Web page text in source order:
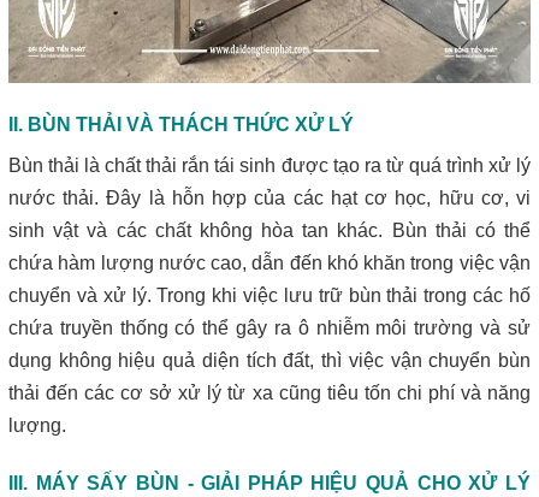
II. BÙN THẢI VÀ THÁCH THỨC XỬ LÝ
Bùn thải là chất thải rắn tái sinh được tạo ra từ quá trình xử lý
nước thải. Đây là hỗn hợp của các hạt cơ học, hữu cơ, vi
sinh vật và các chất không hòa tan khác. Bùn thải có thể
chứa hàm lượng nước cao, dẫn đến khó khăn trong việc vận
chuyển và xử lý. Trong khi việc lưu trữ bùn thải trong các hố
chứa truyền thống có thể gây ra ô nhiễm môi trường và sử
dụng không hiệu quả diện tích đất, thì việc vận chuyển bùn
thải đến các cơ sở xử lý từ xa cũng tiêu tốn chi phí và năng
lượng.
III. MÁY SẤY BÙN - GIẢI PHÁP HIỆU QUẢ CHO XỬ LÝ